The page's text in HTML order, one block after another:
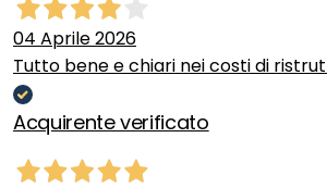
04 Aprile 2026
Tutto bene e chiari nei costi di
Acquirente verificato